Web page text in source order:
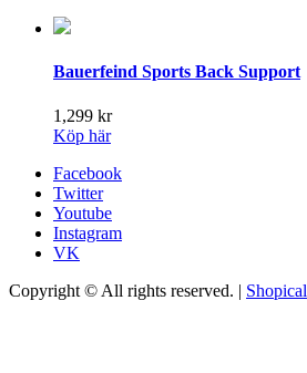
Bauerfeind Sports Back Support
1,299 kr
Köp här
Facebook
Twitter
Youtube
Instagram
VK
Copyright © All rights reserved. | Shopical